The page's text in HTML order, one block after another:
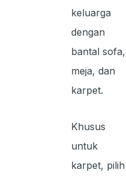
keluarga
dengan
bantal sofa,
meja, dan
karpet.
Khusus
untuk
karpet, pilih